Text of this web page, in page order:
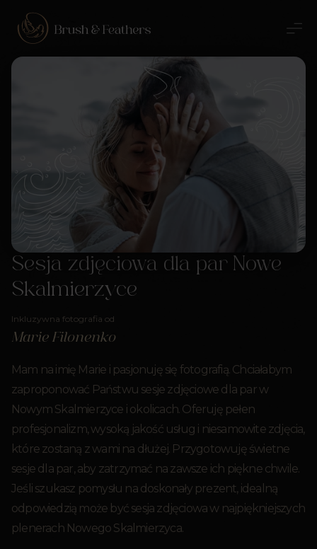
Sesja zdjęciowa dla par Nowe
Skalmierzyce
Inkluzywna fotografia od
Marie Filonenko
Mam na imię Marie i pasjonuję się fotografią. Chciałabym
zaproponować Państwu sesje zdjęciowe dla par w
Nowym Skalmierzyce i okolicach. Oferuję pełen
profesjonalizm, wysoką jakość usług i niesamowite zdjęcia,
które zostaną z wami na dłużej. Przygotowuję świetne
sesje dla par, aby zatrzymać na zawsze ich piękne chwile.
Jeśli szukasz pomysłu na doskonały prezent, idealną
odpowiedzią może być sesja zdjęciowa w najpiękniejszych
plenerach Nowego Skalmierzyca.